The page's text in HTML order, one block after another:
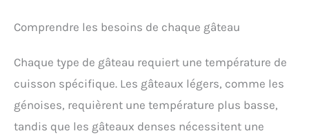
Comprendre les besoins de chaque gâteau
Chaque type de gâteau requiert une température de
cuisson spécifique. Les gâteaux légers, comme les
génoises, requièrent une température plus basse,
tandis que les gâteaux denses nécessitent une